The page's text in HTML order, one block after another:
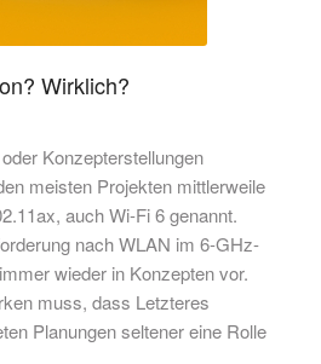
Wirklich?
Konzepterstellungen
meisten Projekten mittlerweile
auch Wi-Fi 6 genannt.
nach WLAN im 6-GHz-
wieder in Konzepten vor.
muss, dass Letzteres
Planungen seltener eine Rolle